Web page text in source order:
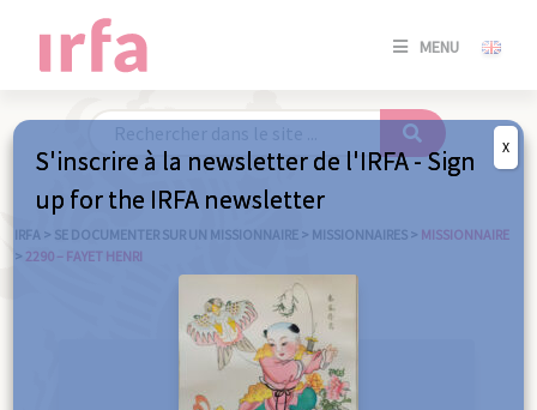
MENU
SE
/
IRFA > SE DOCUMENTER SUR UN MISSIONNAIRE > MISSIONNAIRES > MISSIONNAIRE
> 2290 – FAYET HENRI
S'inscrire à la newsletter de l'IRFA - Sign
up for the IRFA newsletter
X